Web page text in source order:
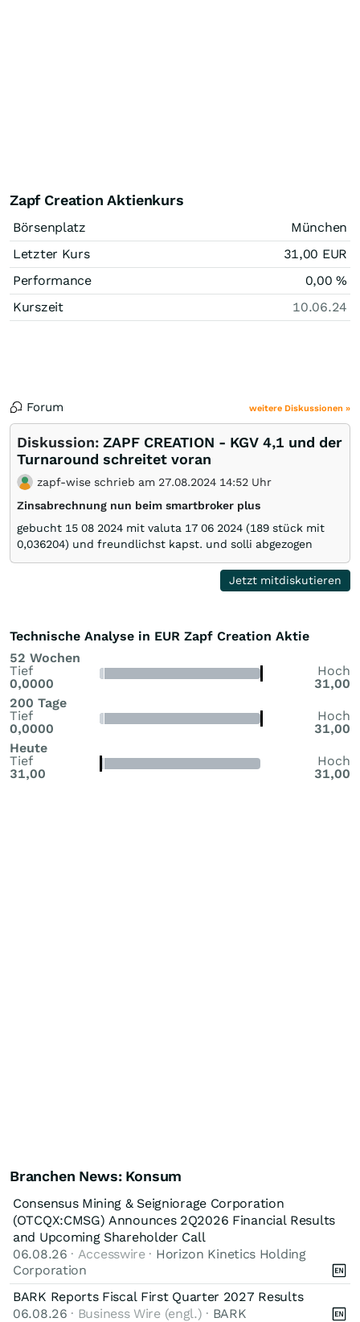
Zapf Creation Aktienkurs
Börsenplatz
München
Letzter Kurs
31,00 EUR
Performance
0,00%
Kurszeit
10.06.24
Forum weitere Diskussionen »
Diskussion: ZAPF CREATION - KGV 4,1 und der
Turnaround schreitet voran
zapf-wise schrieb am 27.08.2024 14:52 Uhr
Zinsabrechnung nun beim smartbroker plus
gebucht 15 08 2024 mit valuta 17 06 2024 (189 stück mit
0,036204) und freundlichst kapst. und solli abgezogen
Jetzt mitdiskutieren
Technische Analyse in EUR Zapf Creation Aktie
52 Wochen
Tief
0,0000
Hoch
31,00
200 Tage
Tief
0,0000
Hoch
31,00
Heute
Tief
31,00
Hoch
31,00
Branchen News: Konsum
Consensus Mining & Seigniorage Corporation
(OTCQX:CMSG) Announces 2Q2026 Financial Results
and Upcoming Shareholder Call
06.08.26 · Accesswire · Horizon Kinetics Holding
Corporation
BARK Reports Fiscal First Quarter 2027 Results
06.08.26 · Business Wire (engl.) · BARK